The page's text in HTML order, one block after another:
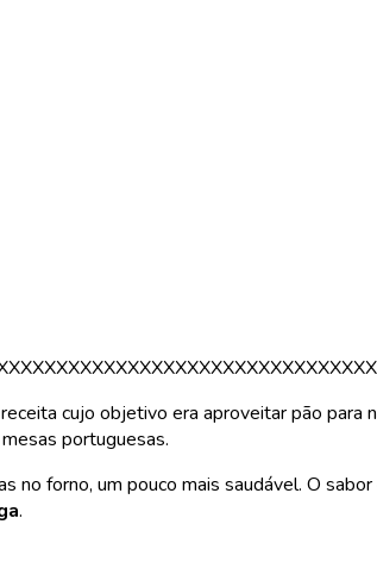
cujo objetivo era aproveitar pão
portuguesas.
forno, um pouco mais saudável. O
.